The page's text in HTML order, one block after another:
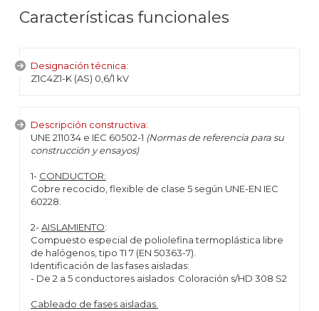
Características funcionales
Designación técnica:
Z1C4Z1-K (AS) 0,6/1 kV
Descripción constructiva:
UNE 211034 e IEC 60502-1 (Normas de referencia para su
construcción y ensayos)
1- CONDUCTOR:
Cobre recocido, flexible de clase 5 según UNE-EN IEC
60228.
2-AISLAMIENTO:
Compuesto especial de poliolefina termoplástica libre
de halógenos, tipo TI 7 (EN 50363-7).
Identificación de las fases aisladas:
- De 2 a 5 conductores aislados: Coloración s/HD 308 S2
Cableado de fases aisladas.